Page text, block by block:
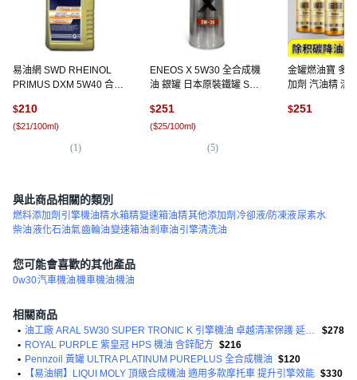
易油網 SWD RHEINOL
PRIMUS DXM 5W40 合成
引擎 提升燃油效率, 1個,
1L
$210
($21/100ml)
(1)
ENEOS X 5W30 全合成機
油 銀罐 日本原裝鐵罐 SP
1L
$251
($25/100ml)
(5)
金罐燃油寶 多
加劑 汽油精 清
【抖音爆款保證
$251
與此商品相關的類別
燃料添加劑 引擎機油精水箱精變速箱油精其他添加劑 冷卻液/防凍液尿素水
柴油液化石油氣齒輪油變速箱油剎車油 引擎清洗油
您可能會喜歡的其他產品
0w30汽車機油機車機油機油
相關商品
• 油工廠 ARAL 5W30 SUPER TRONIC K 引擎機油 卓越清潔保護 延長引擎壽命
$278
• ROYAL PURPLE 紫皇冠 HPS 機油 含鋅配方 $216
• Pennzoil 黃罐 ULTRA PLATINUM PUREPLUS 全合成機油 $120
•
【易油網】LIQUI MOLY 頂級合成機油 適用多款摩托車 提升引擎效能 $330